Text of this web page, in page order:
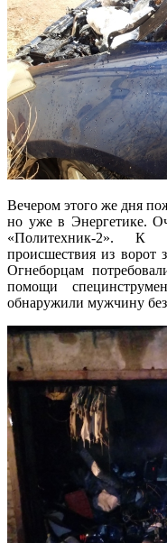
Вечером этого же дня
но уже в Энергетике.
«Политехник-2».
происшествия из ворот
Огнеборцам
помощи
обнаружили мужчину